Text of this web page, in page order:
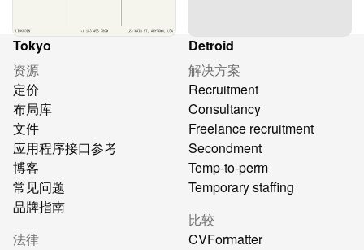
Tokyo
Detroid
资源
定价
布局库
文件
应用程序接口参考
博客
常见问题
品牌指南
法律
解决方案
Recruitment
Consultancy
Freelance recruitment
Secondment
Temp-to-perm
Temporary staffing
比较
CVFormatter